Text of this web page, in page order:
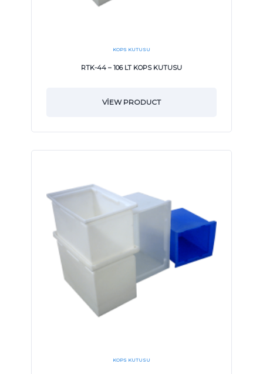
KOPS KUTUSU
RTK-44 – 106 LT KOPS KUTUSU
VIEW PRODUCT
KOPS KUTUSU